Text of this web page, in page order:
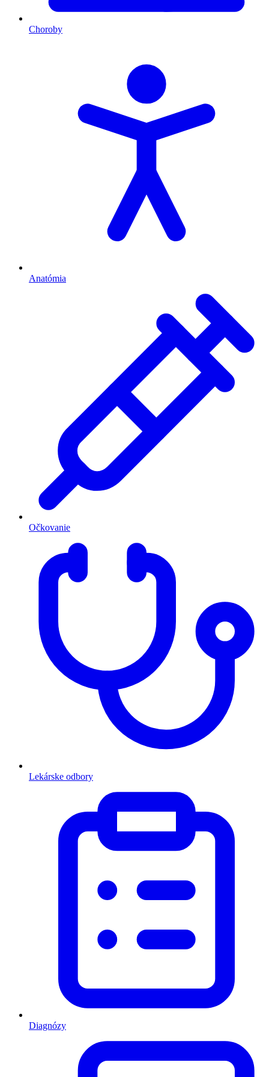
Choroby
Anatómia
Očkovanie
Lekárske odbory
Diagnózy